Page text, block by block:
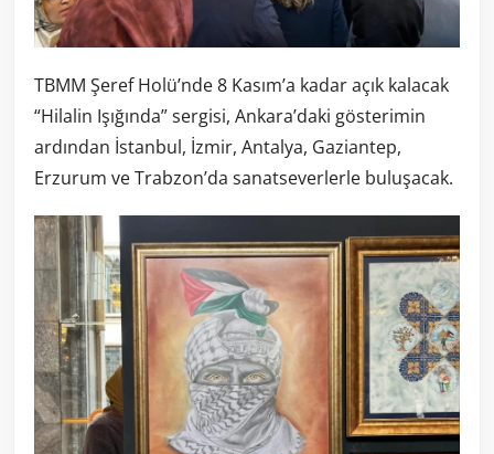
TBMM Şeref Holü’nde 8 Kasım’a kadar açık kalacak
“Hilalin Işığında” sergisi, Ankara’daki gösterimin
ardından İstanbul, İzmir, Antalya, Gaziantep,
Erzurum ve Trabzon’da sanatseverlerle buluşacak.